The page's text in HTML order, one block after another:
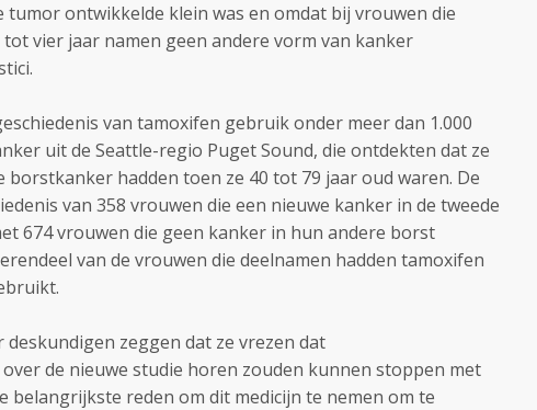
tumor ontwikkelde klein was en omdat bij vrouwen die
vier jaar namen geen andere vorm van kanker
van tamoxifen gebruik onder meer dan 1.000
uit de Seattle-regio Puget Sound, die ontdekten dat ze
hadden toen ze 40 tot 79 jaar oud waren. De
van 358 vrouwen die een nieuwe kanker in de tweede
674 vrouwen die geen kanker in hun andere borst
van de vrouwen die deelnamen hadden tamoxifen
zeggen dat ze vrezen dat
de nieuwe studie horen zouden kunnen stoppen met
belangrijkste reden om dit medicijn te nemen om te